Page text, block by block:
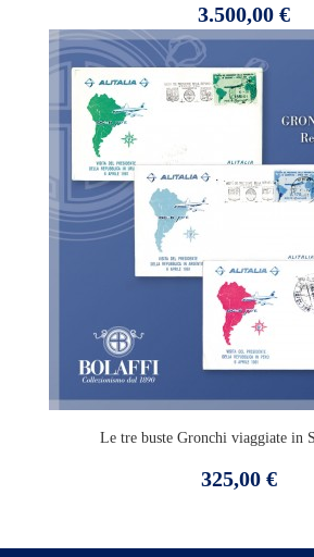
Prezzo
3.500,00 €
Le tre buste Gronchi viaggiate in
Prezzo
325,00 €